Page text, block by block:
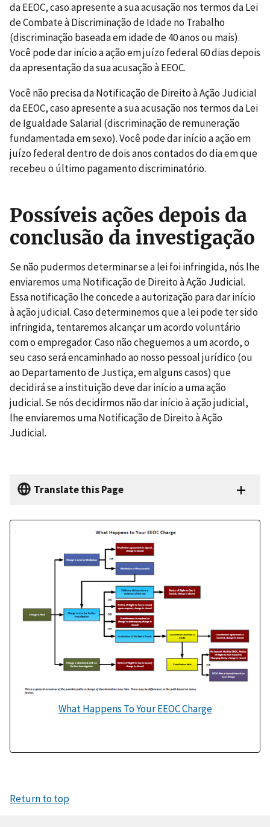
da EEOC, caso apresente a sua acusação nos termos da Lei
de Combate à Discriminação de Idade no Trabalho
(discriminação baseada em idade de 40 anos ou mais).
Você pode dar início a ação em juízo federal 60 dias depois
da apresentação da sua acusação à EEOC.
Você não precisa da Notificação de Direito à Ação Judicial
da EEOC, caso apresente a sua acusação nos termos da Lei
de Igualdade Salarial (discriminação de remuneração
fundamentada em sexo). Você pode dar início a ação em
juízo federal dentro de dois anos contados do dia em que
recebeu o último pagamento discriminatório.
Possíveis ações depois da
conclusão da investigação
Se não pudermos determinar se a lei foi infringida, nós lhe
enviaremos uma Notificação de Direito à Ação Judicial.
Essa notificação lhe concede a autorização para dar início
à ação judicial. Caso determinemos que a lei pode ter sido
infringida, tentaremos alcançar um acordo voluntário
com o empregador. Caso não cheguemos a um acordo, o
seu caso será encaminhado ao nosso pessoal jurídico (ou
ao Departamento de Justiça, em alguns casos) que
decidirá se a instituição deve dar início a uma ação
judicial. Se nós decidirmos não dar início à ação judicial,
lhe enviaremos uma Notificação de Direito à Ação
Judicial.
Translate this Page
What Happens To Your EEOC Charge
Return to top